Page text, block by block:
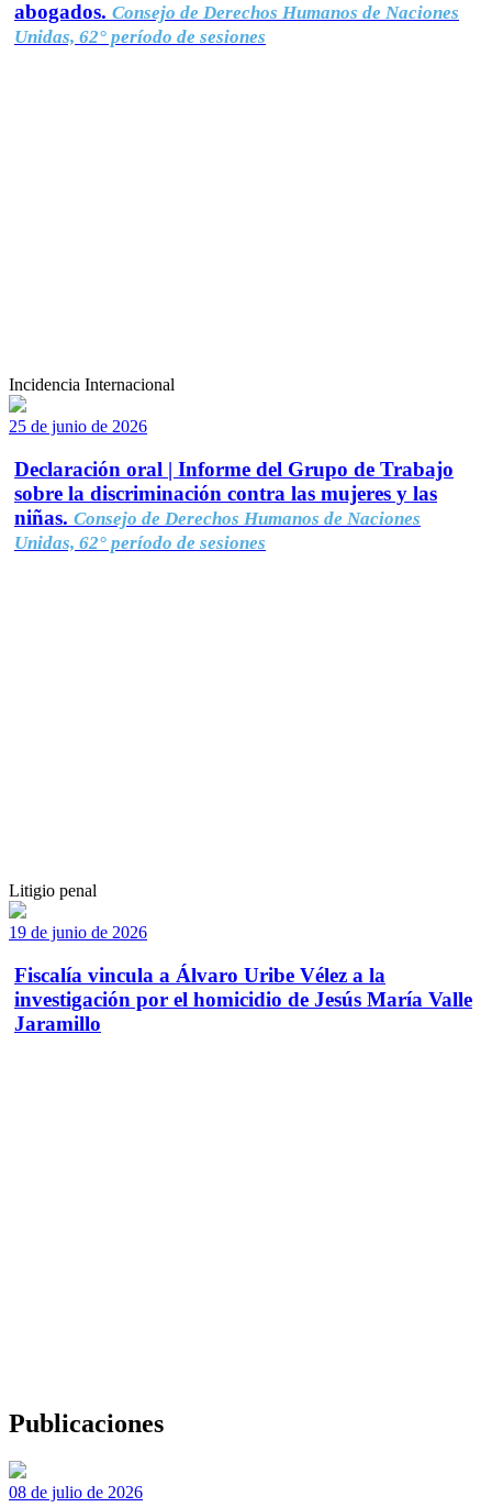
abogados. Consejo de Derechos Humanos de Naciones
Unidas, 62° período de sesiones
Incidencia Internacional
25 de junio de 2026
Declaración oral | Informe del Grupo de Trabajo
sobre la discriminación contra las mujeres y las
niñas. Consejo de Derechos Humanos de Naciones
Unidas, 62° período de sesiones
Litigio penal
19 de junio de 2026
Fiscalía vincula a Álvaro Uribe Vélez a la
investigación por el homicidio de Jesús María Valle
Jaramillo
Publicaciones
08 de julio de 2026